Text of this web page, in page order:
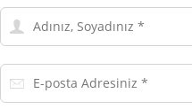
Adınız,
Soyadınız
E-
posta